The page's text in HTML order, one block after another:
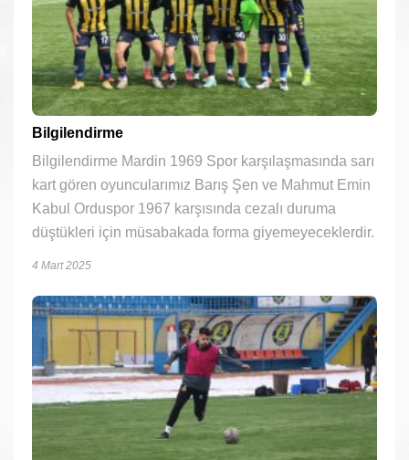
Bilgilendirme
Bilgilendirme Mardin 1969 Spor karşılaşmasında sarı
kart gören oyuncularımız Barış Şen ve Mahmut Emin
Kabul Orduspor 1967 karşısında cezalı duruma
düştükleri için müsabakada forma giyemeyeceklerdir.
4 Mart 2025